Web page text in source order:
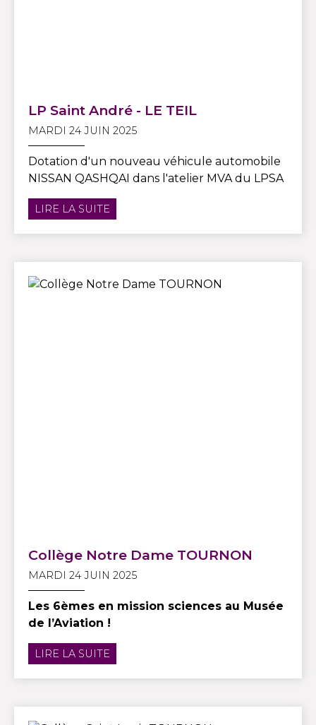
LP Saint André - LE TEIL
MARDI 24 JUIN 2025
Dotation d'un nouveau véhicule automobile
NISSAN QASHQAI dans l'atelier MVA du LPSA
LIRE LA SUITE
Collège Notre Dame TOURNON
MARDI 24 JUIN 2025
Les 6èmes en mission sciences au Musée
de l’Aviation !
LIRE LA SUITE